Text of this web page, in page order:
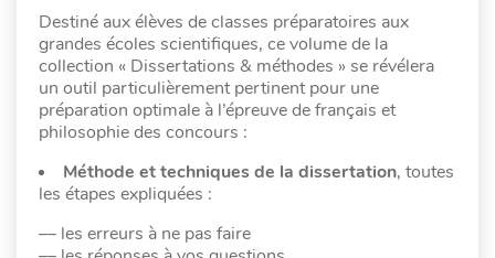
Destiné aux élèves de classes préparatoires aux
grandes écoles scientifiques, ce volume de la
collection « Dissertations & méthodes » se révélera
un outil particulièrement pertinent pour une
préparation optimale à l’épreuve de français et
philosophie des concours :
Méthode et techniques de la dissertation, toutes
les étapes expliquées :
–– les erreurs à ne pas faire